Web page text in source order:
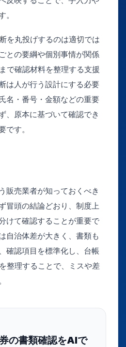
。
を丸投げするのは適切では
との要綱や個別事情が関係
で確認材料を整理する支援
は人が行う設計にする必要
名・番号・金額などの重要
、原本に基づいて確認でき
です。
販売業者が知っておくべき
冒頭の結論どおり、制度上
けて確認することが重要で
自治体差が大きく、書類も
確認項目を標準化し、台帳
整理することで、ミスや差
の書類確認をAIで